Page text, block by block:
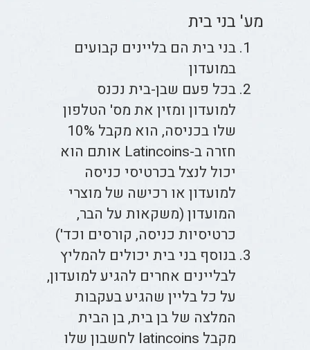
מע' בני בית
בני בית הם בליינים קבועים
במועדון
בכל פעם שבן-בית נכנס
למועדון ומזין את מס' הטלפון
שלו בכניסה, הוא מקבל 10%
חזרה ב-Latincoins אותם הוא
יכול לנצל בכרטיסי כניסה
למועדון או רכישה של מוצרי
המועדון (משקאות על הבר,
כרטיסיות כניסה, קורסים וכד')
בנוסף בני בית יכולים להמליץ
לבליינים אחרים להגיע למועדון,
על כל בליין שהגיע בעקבות
המלצה של בן בית, בן הבית
מקבל latincoins לחשבון שלו